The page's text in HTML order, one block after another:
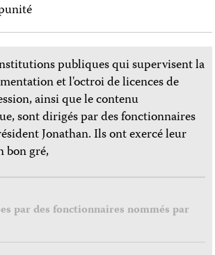
publiques qui supervisent la
et l'octroi de licences de
ainsi que le contenu
sont dirigés par des fonctionnaires
Jonathan. Ils ont exercé leur
bon gré,
par des fonctionnaires nommés par